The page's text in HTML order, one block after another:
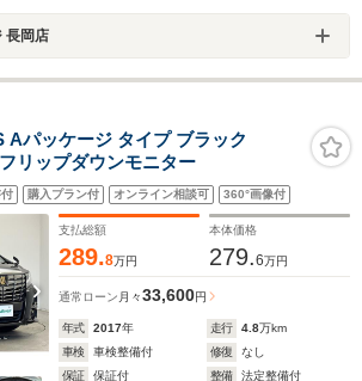
長岡店
パッケージ タイプ ブラック
リップダウンモニター
購入プラン付 オンライン相談可 360°画像付
支払総額
289.8万円
本体価格
279.6万円
通常ローン 月々33,600円
年式 2017年 走行 4.8万km
車検
車検整備付 修復
なし
保証
保証付 整備
法定整備付